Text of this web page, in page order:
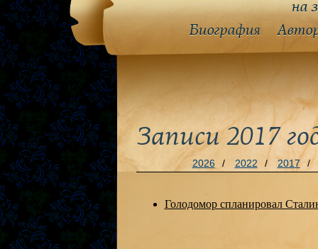
на
Биография
Записи 2017
2026 / 2022 / 2017 /
Голодомор спланировал